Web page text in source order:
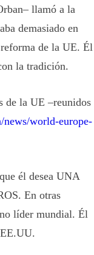
llamó a la
demasiado en
de la UE. Él
la tradición.
de la UE –reunidos
world-europe-
él desea UNA
En otras
líder mundial. Él